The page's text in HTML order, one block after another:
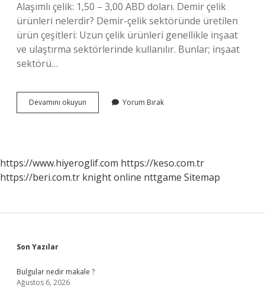
Alaşımlı çelik: 1,50 – 3,00 ABD doları. Demir çelik
ürünleri nelerdir? Demir-çelik sektöründe üretilen
ürün çeşitleri: Uzun çelik ürünleri genellikle inşaat
ve ulaştırma sektörlerinde kullanılır. Bunlar; inşaat
sektörü…
Devamını okuyun
Ürünler
Yorum Bırak
https://www.hiyeroglif.com https://keso.com.tr
https://beri.com.tr knight online nttgame Sitemap
Sidebar
Son Yazılar
Bulgular nedir makale ?
Ağustos 6, 2026